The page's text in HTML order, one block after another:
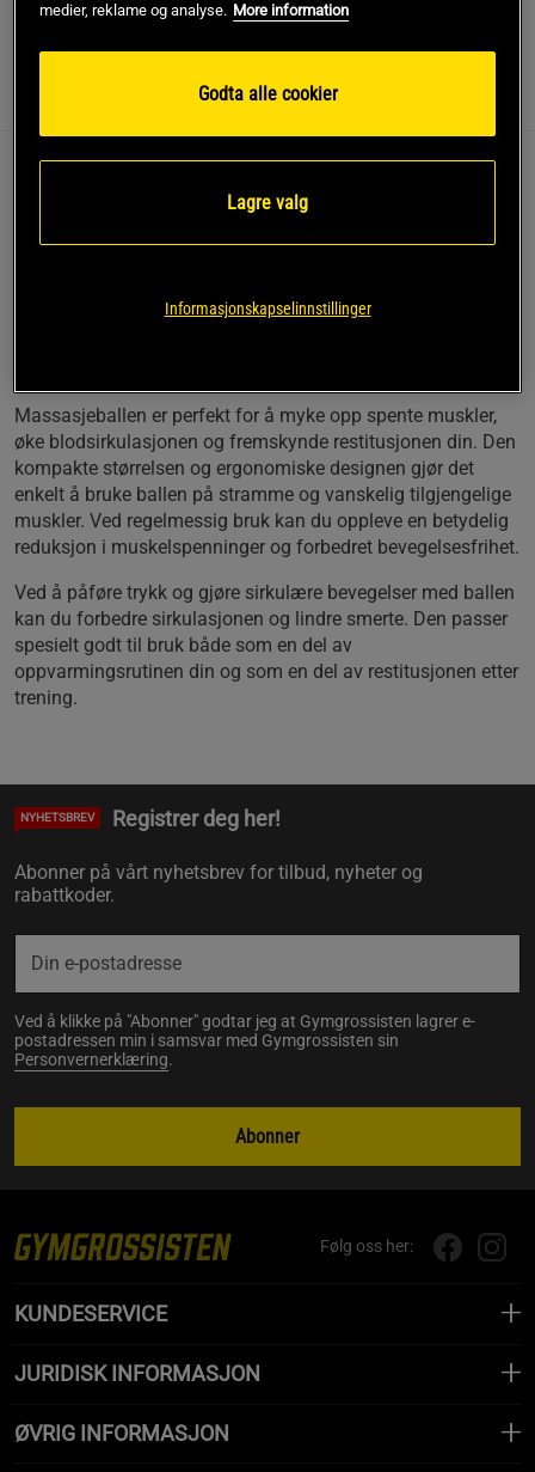
Les mer
Anmeldelser
muskelvev og løse opp knuter og spenninger
effektivt.
Lindre spenninger og ømhet
Massasjeballen er perfekt for å myke opp spente muskler,
øke blodsirkulasjonen og fremskynde restitusjonen din. Den
kompakte størrelsen og ergonomiske designen gjør det
enkelt å bruke ballen på stramme og vanskelig tilgjengelige
muskler. Ved regelmessig bruk kan du oppleve en betydelig
reduksjon i muskelspenninger og forbedret bevegelsesfrihet.
Ved å påføre trykk og gjøre sirkulære bevegelser med ballen
kan du forbedre sirkulasjonen og lindre smerte. Den passer
spesielt godt til bruk både som en del av
oppvarmingsrutinen din og som en del av restitusjonen etter
trening.
NYHETSBREV Registrer deg her!
Abonner på vårt nyhetsbrev for tilbud, nyheter og
rabattkoder.
Ved å klikke på "Abonner" godtar jeg at Gymgrossisten lagrer e-
postadressen min i samsvar med Gymgrossisten sin
Personvernerklæring.
Abonner
Følg oss her:
KUNDESERVICE
JURIDISK INFORMASJON
ØVRIG INFORMASJON
medier, reklame og analyse. More information
Godta alle cookier
Lagre valg
Informasjonskapselinnstillinger